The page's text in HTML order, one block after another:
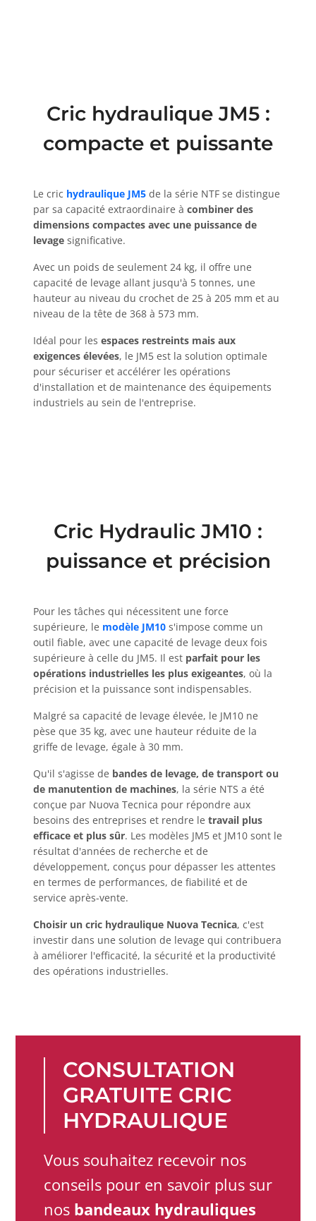
Cric hydraulique JM5 :
compacte et puissante
Le cric hydraulique JM5 de la série NTF se distingue
par sa capacité extraordinaire à combiner des
dimensions compactes avec une puissance de
levage significative.
Avec un poids de seulement 24 kg, il offre une
capacité de levage allant jusqu'à 5 tonnes, une
hauteur au niveau du crochet de 25 à 205 mm et au
niveau de la tête de 368 à 573 mm.
Idéal pour les espaces restreints mais aux
exigences élevées, le JM5 est la solution optimale
pour sécuriser et accélérer les opérations
d'installation et de maintenance des équipements
industriels au sein de l'entreprise.
Cric Hydraulic JM10 :
puissance et précision
Pour les tâches qui nécessitent une force
supérieure, le modèle JM10 s'impose comme un
outil fiable, avec une capacité de levage deux fois
supérieure à celle du JM5. Il est parfait pour les
opérations industrielles les plus exigeantes, où la
précision et la puissance sont indispensables.
Malgré sa capacité de levage élevée, le JM10 ne
pèse que 35 kg, avec une hauteur réduite de la
griffe de levage, égale à 30 mm.
Qu'il s'agisse de bandes de levage, de transport ou
de manutention de machines, la série NTS a été
conçue par Nuova Tecnica pour répondre aux
besoins des entreprises et rendre le travail plus
efficace et plus sûr. Les modèles JM5 et JM10 sont le
résultat d'années de recherche et de
développement, conçus pour dépasser les attentes
en termes de performances, de fiabilité et de
service après-vente.
Choisir un cric hydraulique Nuova Tecnica, c'est
investir dans une solution de levage qui contribuera
à améliorer l'efficacité, la sécurité et la productivité
des opérations industrielles.
CONSULTATION
GRATUITE CRIC
HYDRAULIQUE
Vous souhaitez recevoir nos
conseils pour en savoir plus sur
nos bandeaux hydrauliques